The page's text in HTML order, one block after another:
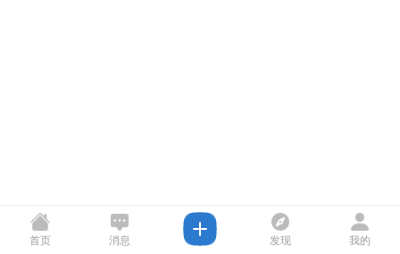
首页 消息 发现 我的